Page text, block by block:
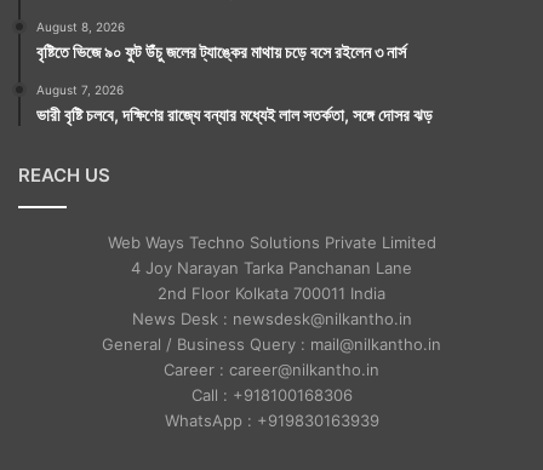
August 8, 2026
বৃষ্টিতে ভিজে ৯০ ফুট উঁচু জলের ট্যাঙ্কের মাথায় চড়ে বসে রইলেন ৩ নার্স
August 7, 2026
ভারী বৃষ্টি চলবে, দক্ষিণের রাজ্যে বন্যার মধ্যেই লাল সতর্কতা, সঙ্গে দোসর ঝড়
REACH US
Web Ways Techno Solutions Private Limited
4 Joy Narayan Tarka Panchanan Lane
2nd Floor Kolkata 700011 India
News Desk : newsdesk@nilkantho.in
General / Business Query : mail@nilkantho.in
Career : career@nilkantho.in
Call : +918100168306
WhatsApp : +919830163939